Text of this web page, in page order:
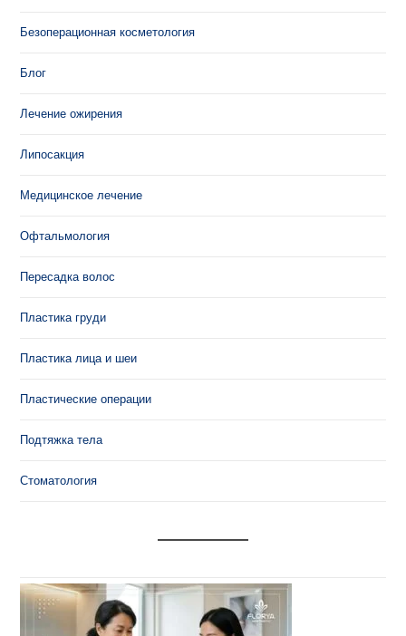
Безоперационная косметология
Блог
Лечение ожирения
Липосакция
Медицинское лечение
Офтальмология
Пересадка волос
Пластика груди
Пластика лица и шеи
Пластические операции
Подтяжка тела
Стоматология